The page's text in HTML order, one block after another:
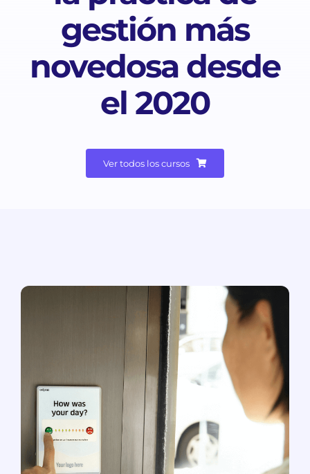
Contacto
gestión más
novedosa desde
el 2020
Ver todos los cursos